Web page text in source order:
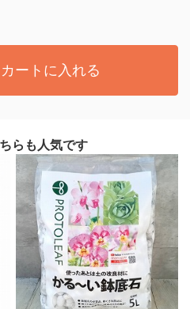
カートに入れる
らも人気です